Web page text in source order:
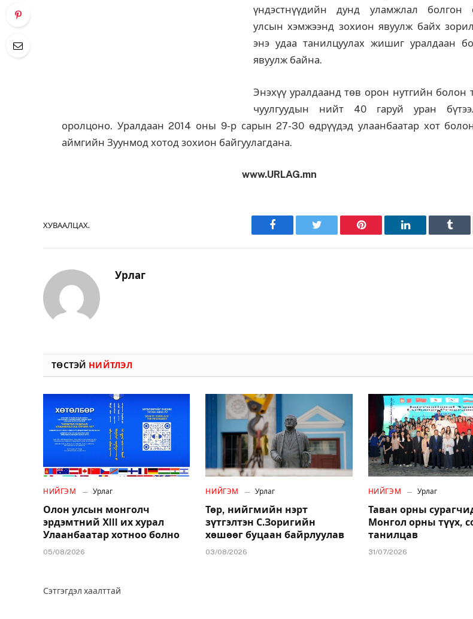
үндэстнүүдийн дунд уламжлал болгон
улсын хэмжээнд зохион явуулж байх
энэ удаа танилцуулах жишиг уралдаан
явуулж байна.
Энэхүү уралдаанд төв орон нутгийн болон
чуулгуудын нийт 40 гаруй уран
оролцоно. Уралдаан 2014 оны 9-р сарын 27-30 өдрүүдэд улаанбаатар хот
аймгийн Зуунмод хотод зохион байгуулагдана.
www.URLAG.mn
ХУВААЛЦАХ.
Facebook Twitter Pinterest LinkedIn
Урлаг
ТӨСТЭЙ НИЙТЛЭЛ
НИЙГЭМ Урлаг
Олон улсын монголч
эрдэмтний XIII их хурал
Улаанбаатар хотноо болно
05/08/2026
НИЙГЭМ Урлаг
Төр, нийгмийн нэрт
зүтгэлтэн С.Зоригийн
хөшөөг буцаан байрлуулав
03/08/2026
НИЙГЭМ Урлаг
Таван орны
Монгол орны түүх,
танилцав
31/07/2026
Сэтгэгдэл хаалттай